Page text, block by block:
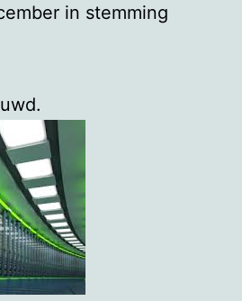
in stemming